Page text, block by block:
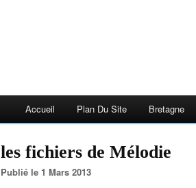
Accueil Plan Du Site Bretagne
les fichiers de Mélodie
Publié le 1 Mars 2013